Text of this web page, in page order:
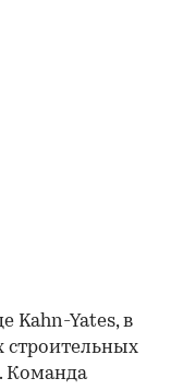
Kahn-Yates, в
Команда